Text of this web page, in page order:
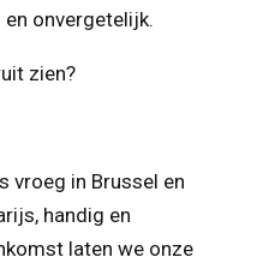
en onvergetelijk.
zien?
vroeg in Brussel en
handig en
laten we onze